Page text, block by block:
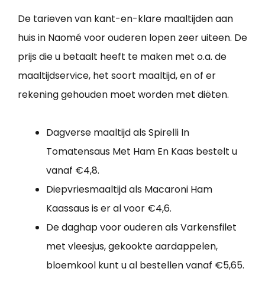
De tarieven van kant-en-klare maaltijden aan
huis in Naomé voor ouderen lopen zeer uiteen. De
prijs die u betaalt heeft te maken met o.a. de
maaltijdservice, het soort maaltijd, en of er
rekening gehouden moet worden met diëten.
Dagverse maaltijd als Spirelli In
Tomatensaus Met Ham En Kaas bestelt u
vanaf €4,8.
Diepvriesmaaltijd als Macaroni Ham
Kaassaus is er al voor €4,6.
De daghap voor ouderen als Varkensfilet
met vleesjus, gekookte aardappelen,
bloemkool kunt u al bestellen vanaf €5,65.